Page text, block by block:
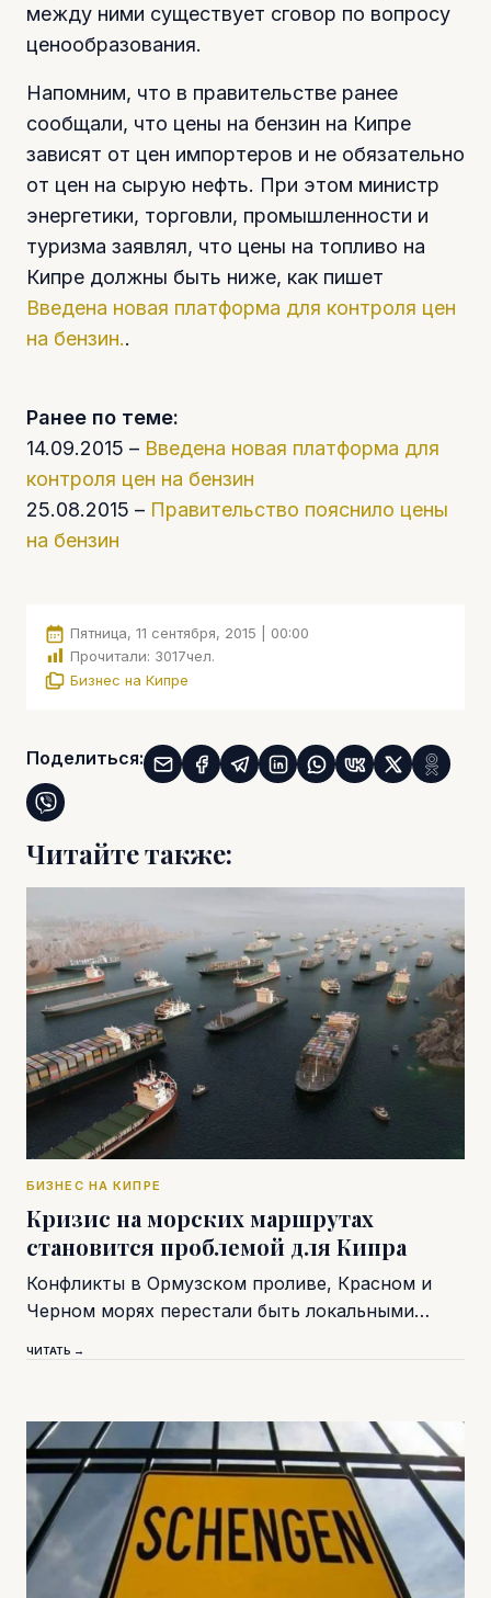
между ними существует сговор по вопросу
ценообразования.
Напомним, что в правительстве ранее
сообщали, что цены на бензин на Кипре
зависят от цен импортеров и не обязательно
от цен на сырую нефть. При этом министр
энергетики, торговли, промышленности и
туризма заявлял, что цены на топливо на
Кипре должны быть ниже, как пишет
Введена новая платформа для контроля цен
на бензин..
Ранее по теме:
14.09.2015 – Введена новая платформа для
контроля цен на бензин
25.08.2015 – Правительство пояснило цены
на бензин
Пятница, 11 сентября, 2015 | 00:00
Прочитали: 3017чел.
Бизнес на Кипре
Поделиться:
Читайте также:
БИЗНЕС НА КИПРЕ
Кризис на морских маршрутах
становится проблемой для Кипра
Конфликты в Ормузском проливе, Красном и
Черном морях перестали быть локальными…
ЧИТАТЬ →